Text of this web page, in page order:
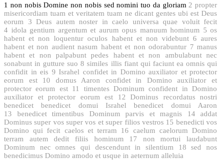
1 non nobis Domine non nobis sed nomini tuo da gloriam 2 propter
misericordiam tuam et veritatem tuam ne dicant gentes ubi est Deus
eorum
3 Deus autem noster in caelo universa quae voluit fecit
4 idola gentium argentum et aurum opus manuum hominum 5 os
habent et non loquentur oculos habent et non videbunt 6 aures
habent et non audient nasum habent et non odorabuntur 7 manus
habent et non palpabunt pedes habent et non ambulabunt nec
sonabunt in gutture suo 8 similes illis fiant qui faciunt ea omnis qui
confidit in eis 9 Israhel confidet in Domino auxiliator et protector
eorum est
10
domus Aaron confidet in Domino auxiliator et
protector eorum est 11
timentes Dominum confident in Domino
auxiliator et protector eorum est
12
Dominus recordatus nostri
benedicet benedicet domui Israhel benedicet domui Aaron
13
benedicet timentibus Dominum parvis et magnis 14
addat
Dominus super vos super vos et super filios vestros 15 benedicti vos
Domino qui fecit caelos et terram
16
caelum caelorum Domino
terram autem dedit filiis hominum
17
non mortui laudabunt
Dominum nec omnes qui descendunt in silentium
18
sed nos
benedicimus Domino amodo et usque in aeternum alleluia